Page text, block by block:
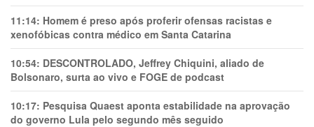
11:14: Homem é preso após proferir ofensas racistas e
xenofóbicas contra médico em Santa Catarina
10:54: DESCONTROLADO, Jeffrey Chiquini, aliado de
Bolsonaro, surta ao vivo e FOGE de podcast
10:17: Pesquisa Quaest aponta estabilidade na aprovação
do governo Lula pelo segundo mês seguido